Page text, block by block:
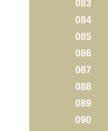
083
084
085
086
087
088
089
090